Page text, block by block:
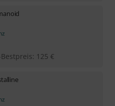
: 125 €